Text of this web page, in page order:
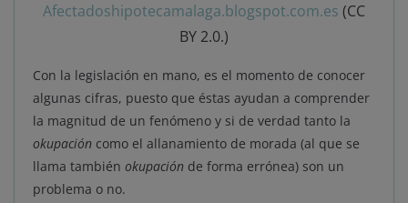
Afectadoshipotecamalaga.blogspot.com.es (CC
BY 2.0.)
Con la legislación en mano, es el momento de conocer
algunas cifras, puesto que éstas ayudan a comprender
la magnitud de un fenómeno y si de verdad tanto la
okupación como el allanamiento de morada (al que se
llama también okupación de forma errónea) son un
problema o no.